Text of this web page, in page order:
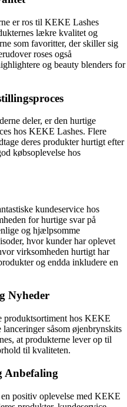
er ros til KEKE Lashes
lækre kvalitet og
som favoritter, der skiller sig
roses også
og beauty blenders for
deler, er den hurtige
hos KEKE Lashes. Flere
deres produkter hurtigt efter
købsoplevelse hos
kundeservice hos
for hurtige svar på
og hjælpsomme
hvor kunder har oplevet
virksomheden hurtigt har
og endda inkludere en
Nyheder
produktsortiment hos KEKE
såsom øjenbrynskits
at produkterne lever op til
til kvaliteten.
Anbefaling
positiv oplevelse med KEKE